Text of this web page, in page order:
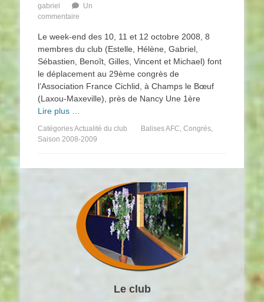
gabriel
Un
commentaire
Le week-end des 10, 11 et 12 octobre 2008, 8
membres du club (Estelle, Hélène, Gabriel,
Sébastien, Benoît, Gilles, Vincent et Michael) font
le déplacement au 29ème congrès de
l’Association France Cichlid, à Champs le Bœuf
(Laxou-Maxeville), près de Nancy Une 1ère
Lire plus …
CatégoriesActualité du club BalisesAFC, Congrés,
Saison 2008-2009
Le club